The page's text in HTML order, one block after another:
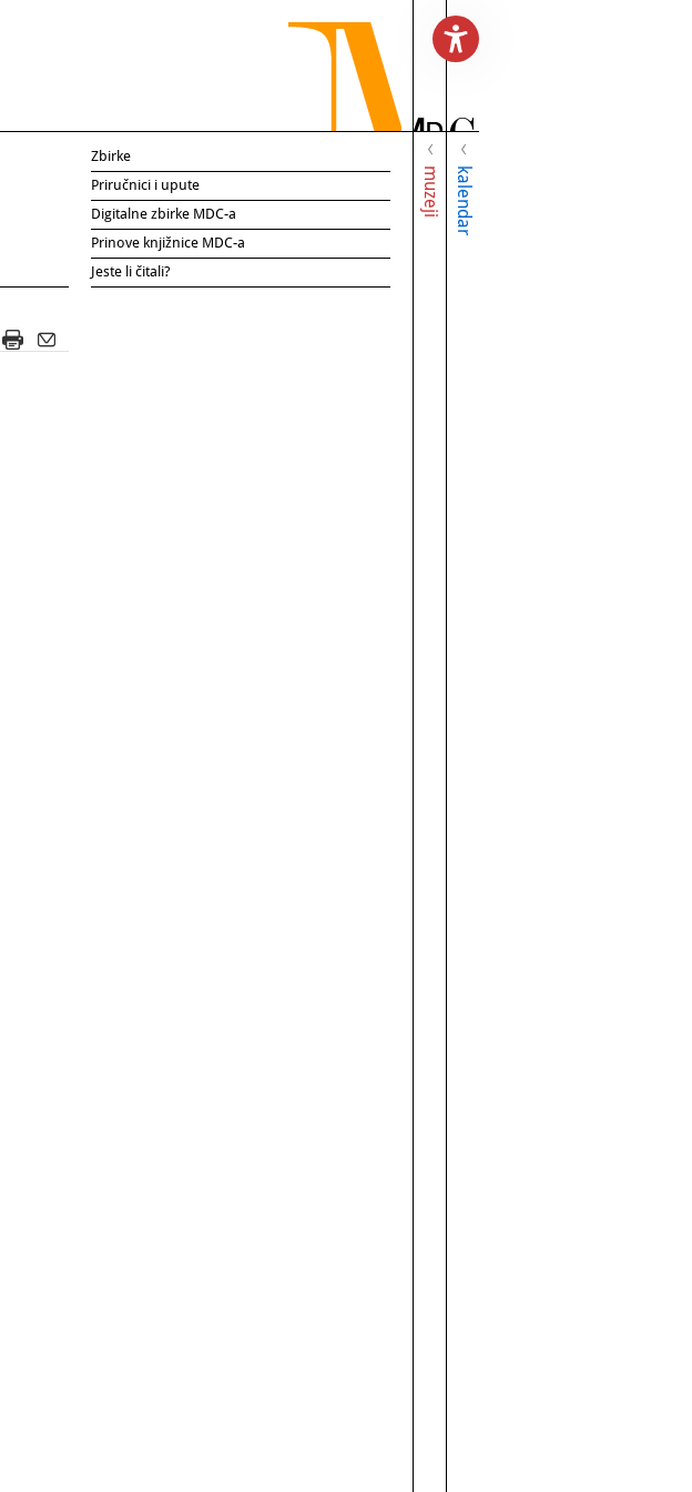
muzeji kalendar
Zbirke
Priručnici i upute
Digitalne zbirke MDC-a
Prinove knjižnice MDC-a
Jeste li čitali?